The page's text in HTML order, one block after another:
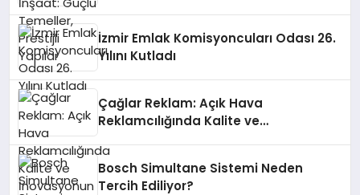
İzmir Emlak Komisyoncuları Odası 26.
Yılını Kutladı
Çağlar Reklam: Açık Hava
Reklamcılığında Kalite ve
Bosch Simultane Sistemi Neden
Tercih Ediliyor?